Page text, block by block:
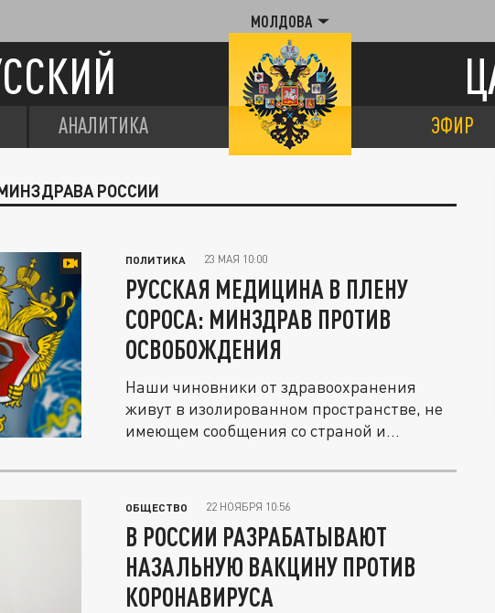
МОЛДОВА
АНАЛИТИКА ЭФИР
РОССИИ
ПОЛИТИКА 23 МАЯ 10:00
РУССКАЯ МЕДИЦИНА В ПЛЕНУ
СОРОСА: МИНЗДРАВ ПРОТИВ
ОСВОБОЖДЕНИЯ
Наши чиновники от здравоохранения
живут в изолированном пространстве, не
имеющем сообщения со страной и...
ОБЩЕСТВО 22 НОЯБРЯ 10:56
В РОССИИ РАЗРАБАТЫВАЮТ
НАЗАЛЬНУЮ ВАКЦИНУ ПРОТИВ
КОРОНАВИРУСА